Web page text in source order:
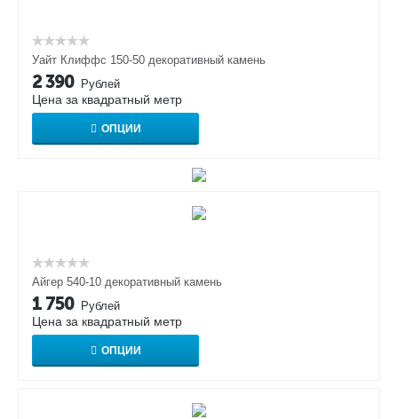
Уайт Клиффс 150-50 декоративный камень
2 390 Рублей
Цена за квадратный метр
ОПЦИИ
Айгер 540-10 декоративный камень
1 750 Рублей
Цена за квадратный метр
ОПЦИИ